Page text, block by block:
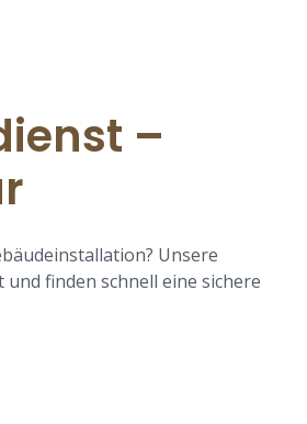
–
Unsere
finden schnell eine sichere